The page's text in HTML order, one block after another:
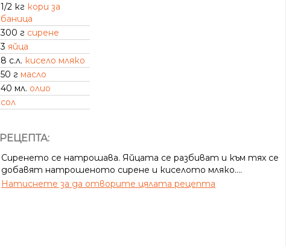
1/2 кг кори за
баница
300 г сирене
3 яйца
8 с.л. кисело мляко
50 г масло
40 мл. олио
сол
РЕЦЕПТА:
Сиренето се натрошава. Яйцата се разбиват и към тях се
добавят натрошеното сирене и киселото мляко....
Натиснете за да отворите цялата рецепта